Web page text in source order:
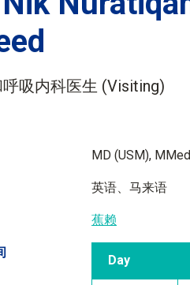
吸内科医生 (Visiting)
MD (USM),
英语、马来语
蕉赖
Day